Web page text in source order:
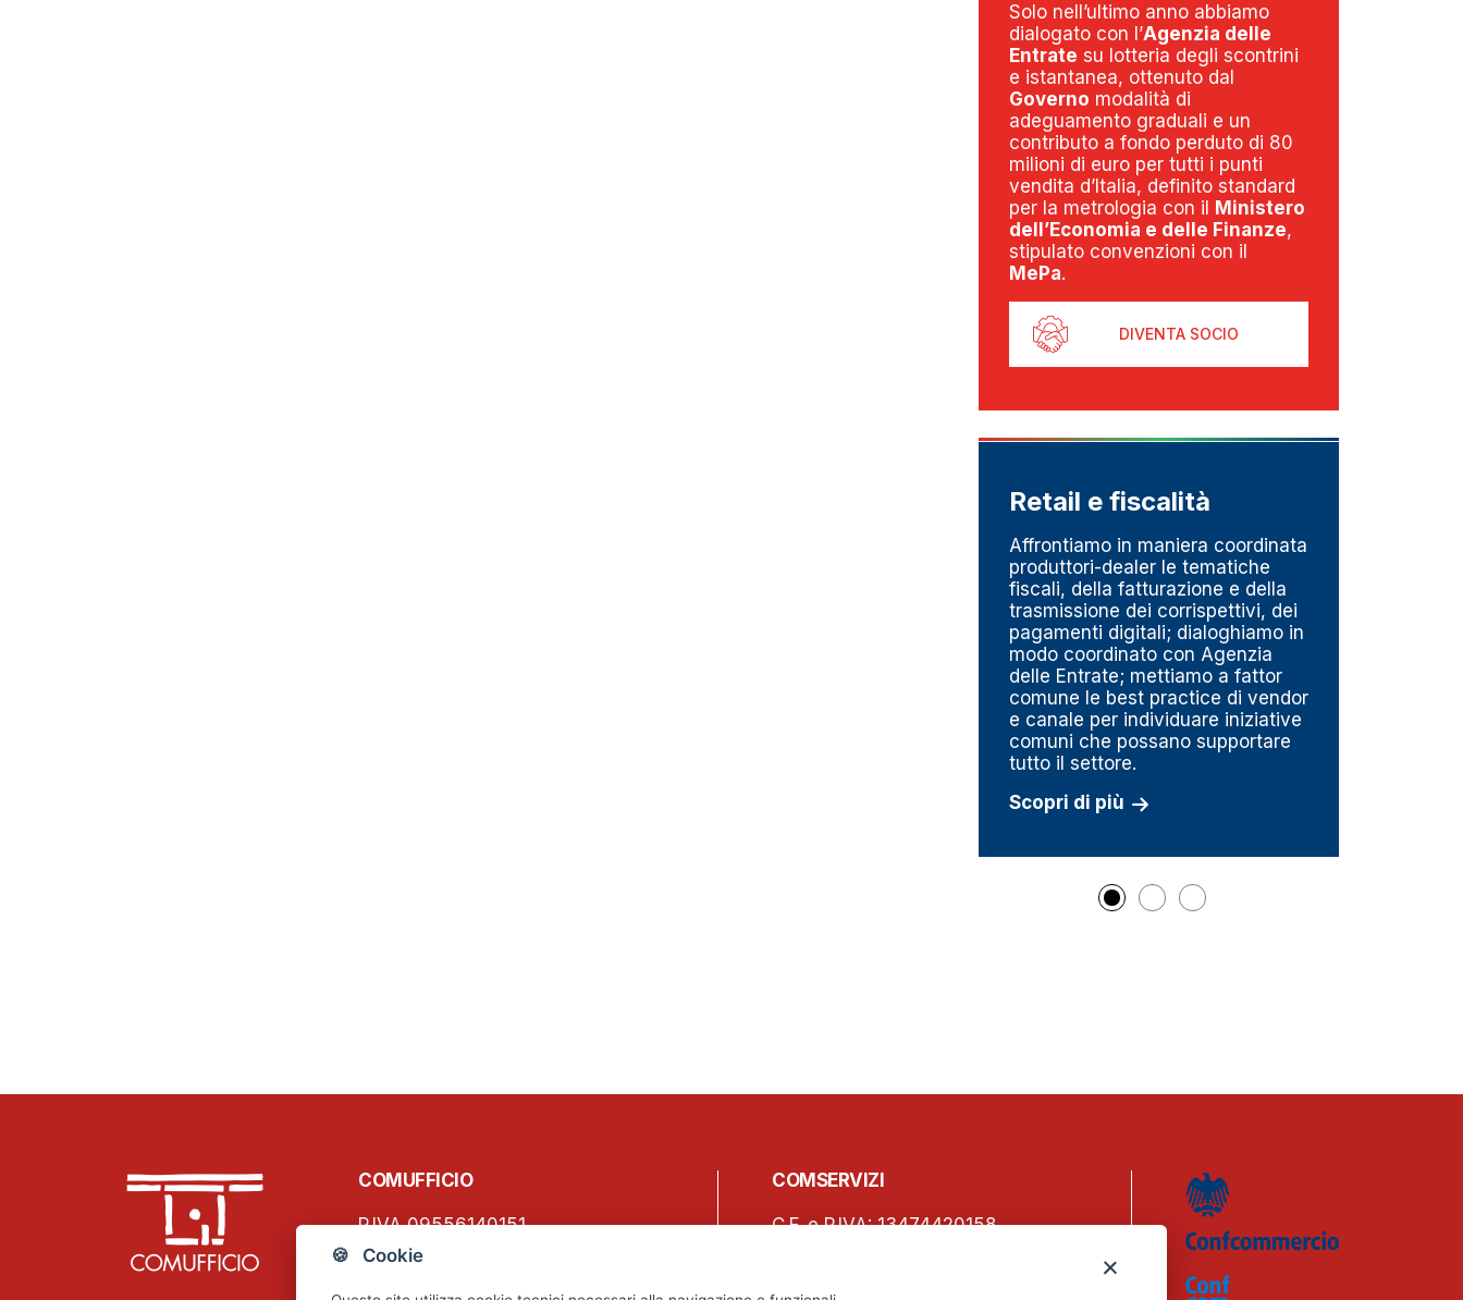
🍪 Cookie
Solo nell’ultimo anno abbiamo
dialogato con l’Agenzia delle
Entrate su lotteria degli scontrini
e istantanea, ottenuto dal
Governo modalità di
adeguamento graduali e un
contributo a fondo perduto di 80
milioni di euro per tutti i punti
vendita d’Italia, definito standard
per la metrologia con il
Ministero
dell’Economia e delle Finanze,
stipulato convenzioni con il
MePa.
DIVENTA SOCIO
Retail e fiscalità
Affrontiamo in maniera coordinata
produttori-dealer le tematiche
fiscali, della fatturazione e della
trasmissione dei corrispettivi, dei
pagamenti digitali; dialoghiamo in
modo coordinato con Agenzia
delle Entrate; mettiamo a fattor
comune le best practice di vendor
e canale per individuare iniziative
comuni che possano supportare
tutto il settore.
Scopri di più
COMUFFICIO
P.IVA 09556140151
C.F. 01796460150
Viale Papiniano, 45 – 20123 Milano
COMSERVIZI
C.F. e P.IVA: 13474420158
Tel. +39 02 2838 1307